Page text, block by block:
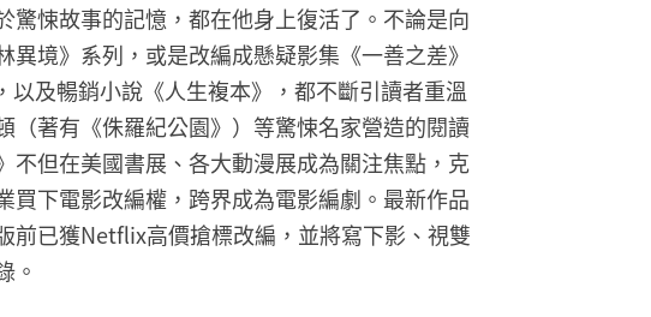
驚悚故事的記憶，都在他身上復活了。不論是向
異境》系列，或是改編成懸疑影集《一善之差》
以及暢銷小說《人生複本》，都不斷引讀者重溫
（著有《侏羅紀公園》）等驚悚名家營造的閱讀
不但在美國書展、各大動漫展成為關注焦點，克
買下電影改編權，跨界成為電影編劇。最新作品
前已獲Netflix高價搶標改編，並將寫下影、視雙
。